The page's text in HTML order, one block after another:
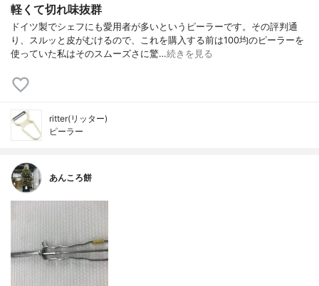
軽くて切れ味抜群
ドイツ製でシェフにも愛用者が多いというピーラーです。その評判通
り、スルッと皮がむけるので、これを購入する前は100均のピーラーを
使っていた私はそのスムーズさに驚…続きを見る
ritter(リッター)
ピーラー
あんころ餅